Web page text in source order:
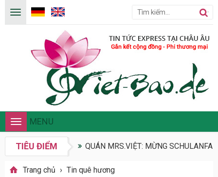
Toggle
navigation
MENU
TIÊU ĐIỂM QUÁN MRS.VIỆT: MỪNG
Trang chủ › Tin quê hương